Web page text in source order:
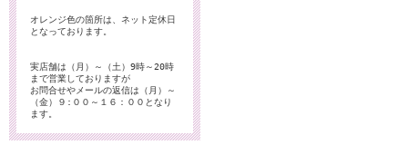
オレンジ色の箇所は、ネット定休日
となっております。
実店舗は（月）～（土）9時～20時
まで営業しておりますが
お問合せやメールの返信は（月）～
（金）９:００～１６：００となり
ます。